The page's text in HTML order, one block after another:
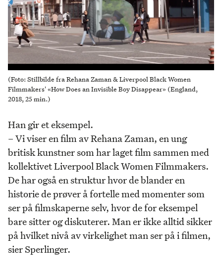
(Foto: Stillbilde fra Rehana Zaman & Liverpool Black Women
Filmmakers' «How Does an Invisible Boy Disappear» (England,
2018, 25 min.)
Han gir et eksempel.
– Vi viser en film av Rehana Zaman, en ung
britisk kunstner som har laget film sammen med
kollektivet Liverpool Black Women Filmmakers.
De har også en struktur hvor de blander en
historie de prøver å fortelle med momenter som
ser på filmskaperne selv, hvor de for eksempel
bare sitter og diskuterer. Man er ikke alltid sikker
på hvilket nivå av virkelighet man ser på i filmen,
sier Sperlinger.